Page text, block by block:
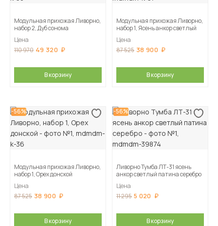
Модульная прихожая Ливорно,
набор 2, Дуб сонома
Цена
110 970 49 320
В корзину
Модульная прихожая Ливорно,
набор 1, Ясень анкор светлый
Цена
87 525 38 900
В корзину
-56%
Модульная прихожая Ливорно,
набор 1, Орех донской
Цена
87 525 38 900
В корзину
-56%
Ливорно Тумба ЛТ-31 ясень
анкор светлый патина серебро
Цена
11 295 5 020
В корзину